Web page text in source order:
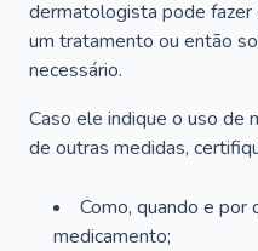
dermatologista pode
um tratamento ou então
necessário.
Caso ele indique o uso de
de outras medidas,
Como, quando e
medicamento;